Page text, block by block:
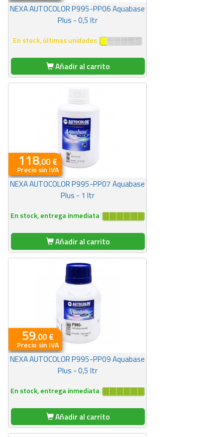
En stock, últimas unidades
NEXA AUTOCOLOR P995-PP06 Aquabase
Plus - 0,5 ltr
Añadir al carrito
118,00 €
Precio sin IVA
En stock, entrega inmediata
NEXA AUTOCOLOR P995-PP07 Aquabase
Plus - 1 ltr
Añadir al carrito
59,00 €
Precio sin IVA
En stock, entrega inmediata
NEXA AUTOCOLOR P995-PP09 Aquabase
Plus - 0,5 ltr
Añadir al carrito